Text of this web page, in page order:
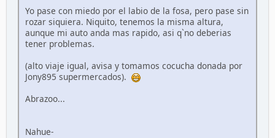
Yo pase con miedo por el labio de la fosa, pero pase sin
rozar siquiera. Niquito, tenemos la misma altura,
aunque mi auto anda mas rapido, asi q`no deberias
tener problemas.
(alto viaje igual, avisa y tomamos cocucha donada por
Jony895 supermercados).
Abrazoo...
Nahue-